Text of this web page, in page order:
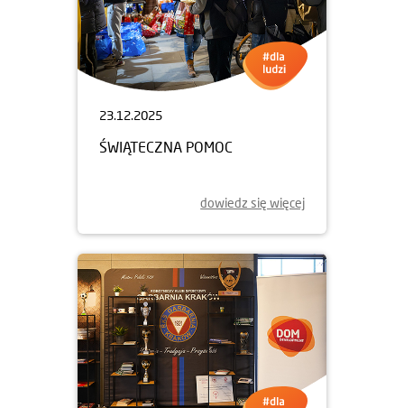
23.12.2025
ŚWIĄTECZNA POMOC
dowiedz się więcej